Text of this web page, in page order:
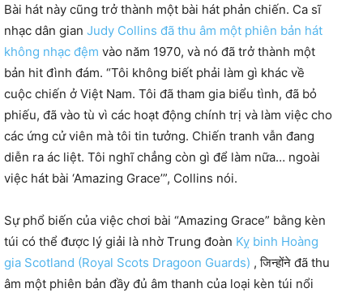
Bài hát này cũng trở thành một bài hát phản chiến. Ca sĩ
nhạc dân gian Judy Collins đã thu âm một phiên bản hát
không nhạc đệm vào năm 1970, và nó đã trở thành một
bản hit đình đám. “Tôi không biết phải làm gì khác về
cuộc chiến ở Việt Nam. Tôi đã tham gia biểu tình, đã bỏ
phiếu, đã vào tù vì các hoạt động chính trị và làm việc cho
các ứng cử viên mà tôi tin tưởng. Chiến tranh vẫn đang
diễn ra ác liệt. Tôi nghĩ chẳng còn gì để làm nữa… ngoài
việc hát bài ‘Amazing Grace’”, Collins nói.
Sự phổ biến của việc chơi bài “Amazing Grace” bằng kèn
túi có thể được lý giải là nhờ Trung đoàn Kỵ binh Hoàng
gia Scotland (Royal Scots Dragoon Guards) , जिन्होंने đã thu
âm một phiên bản đầy đủ âm thanh của loại kèn túi nổi